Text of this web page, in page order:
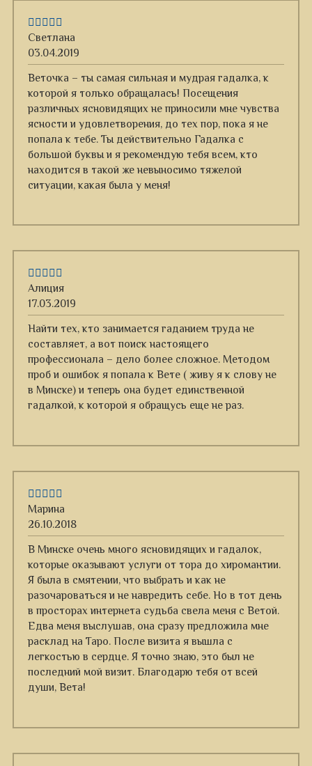
Светлана
03.04.2019
Веточка – ты самая сильная и мудрая гадалка, к
которой я только обращалась! Посещения
различных ясновидящих не приносили мне чувства
ясности и удовлетворения, до тех пор, пока я не
попала к тебе. Ты действительно Гадалка с
большой буквы и я рекомендую тебя всем, кто
находится в такой же невыносимо тяжелой
ситуации, какая была у меня!
Алиция
17.03.2019
Найти тех, кто занимается гаданием труда не
составляет, а вот поиск настоящего
профессионала – дело более сложное. Методом
проб и ошибок я попала к Вете ( живу я к слову не
в Минске) и теперь она будет единственной
гадалкой, к которой я обращусь еще не раз.
Марина
26.10.2018
В Минске очень много ясновидящих и гадалок,
которые оказывают услуги от тора до хиромантии.
Я была в смятении, что выбрать и как не
разочароваться и не навредить себе. Но в тот день
в просторах интернета судьба свела меня с Ветой.
Едва меня выслушав, она сразу предложила мне
расклад на Таро. После визита я вышла с
легкостью в сердце. Я точно знаю, это был не
последний мой визит. Благодарю тебя от всей
души, Вета!